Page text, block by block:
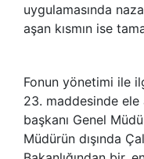
uygulamasında
aşan kısmın ise
Fonun yönetimi ile
23. maddesinde ele
başkanı Genel
Müdürün dışında